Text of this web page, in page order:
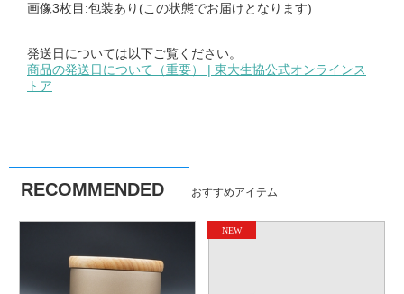
画像3枚目:包装あり(この状態でお届けとなります)
発送日については以下ご覧ください。
商品の発送日について（重要） | 東大生協公式オンラインス
トア
RECOMMENDED おすすめアイテム